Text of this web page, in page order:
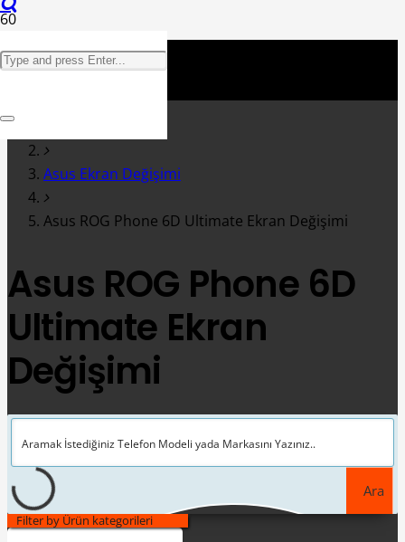
Asus Ekran Değişimi
Asus ROG Phone 6D Ultimate Ekran Değişimi
Asus ROG Phone 6D
Ultimate Ekran
Değişimi
Ara
Filter by Ürün kategorileri